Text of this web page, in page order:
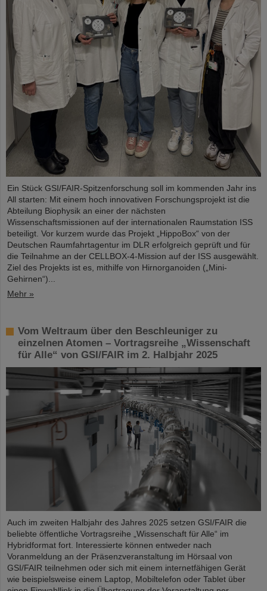
Ein Stück GSI/FAIR-Spitzenforschung soll im kommenden Jahr ins
All starten: Mit einem hoch innovativen Forschungsprojekt ist die
Abteilung Biophysik an einer der nächsten
Wissenschaftsmissionen auf der internationalen Raumstation ISS
beteiligt. Vor kurzem wurde das Projekt „HippoBox“ von der
Deutschen Raumfahrtagentur im DLR erfolgreich geprüft und für
die Teilnahme an der CELLBOX-4-Mission auf der ISS ausgewählt.
Ziel des Projekts ist es, mithilfe von Hirnorganoiden („Mini-
Gehirnen“)...
Mehr »
Vom Weltraum über den Beschleuniger zu
einzelnen Atomen – Vortragsreihe „Wissenschaft
für Alle“ von GSI/FAIR im 2. Halbjahr 2025
Auch im zweiten Halbjahr des Jahres 2025 setzen GSI/FAIR die
beliebte öffentliche Vortragsreihe „Wissenschaft für Alle“ im
Hybridformat fort. Interessierte können entweder nach
Voranmeldung an der Präsenzveranstaltung im Hörsaal von
GSI/FAIR teilnehmen oder sich mit einem internetfähigen Gerät
wie beispielsweise einem Laptop, Mobiltelefon oder Tablet über